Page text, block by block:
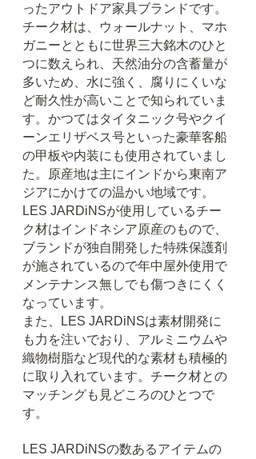
ったアウトドア家具ブランドです。
チーク材は、ウォールナット、マホ
ガニーとともに世界三大銘木のひと
つに数えられ、天然油分の含蓄量が
多いため、水に強く、腐りにくいな
ど耐久性が高いことで知られていま
す。かつてはタイタニック号やクイ
ーンエリザベス号といった豪華客船
の甲板や内装にも使用されていまし
た。原産地は主にインドから東南ア
ジアにかけての温かい地域です。
LES JARDiNSが使用しているチー
ク材はインドネシア原産のもので、
ブランドが独自開発した特殊保護剤
が施されているので年中屋外使用で
メンテナンス無しでも傷つきにくく
なっています。
また、LES JARDiNSは素材開発に
も力を注いでおり、アルミニウムや
織物樹脂など現代的な素材も積極的
に取り入れています。チーク材との
マッチングも見どころのひとつで
す。
LES JARDiNSの数あるアイテムの